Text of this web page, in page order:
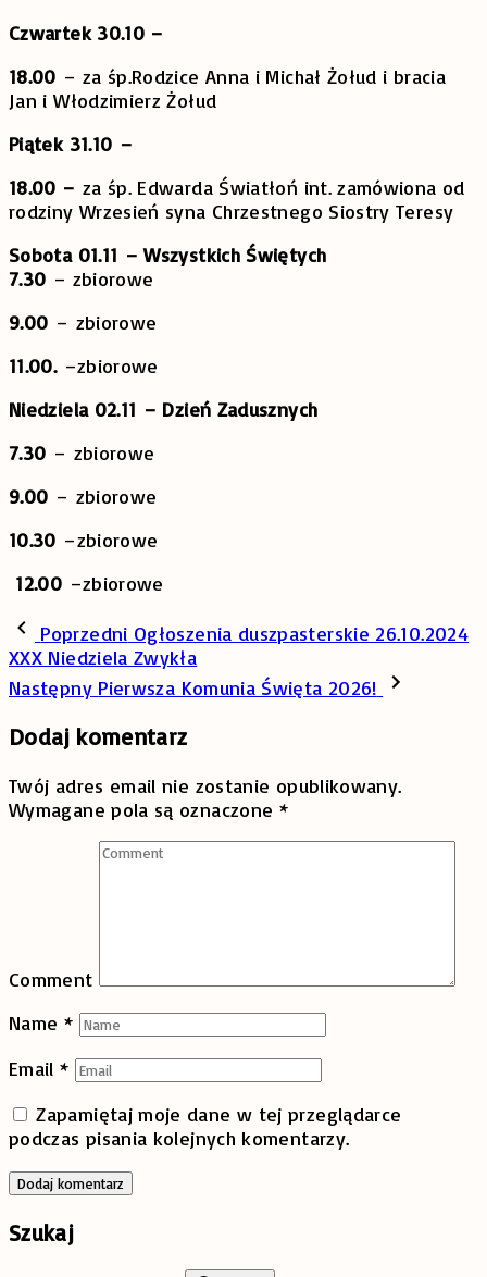
Czwartek 30.10 –
18.00 – za śp.Rodzice Anna i Michał Żołud i bracia
Jan i Włodzimierz Żołud
Piątek 31.10 –
18.00 – za śp. Edwarda Światłoń int. zamówiona od
rodziny Wrzesień syna Chrzestnego Siostry Teresy
Sobota 01.11 – Wszystkich Świętych
7.30 – zbiorowe
9.00 – zbiorowe
11.00. –zbiorowe
Niedziela 02.11 – Dzień Zadusznych
7.30 – zbiorowe
9.00 – zbiorowe
10.30 –zbiorowe
12.00 –zbiorowe
Poprzedni Ogłoszenia duszpasterskie 26.10.2024
XXX Niedziela Zwykła
Następny Pierwsza Komunia Święta 2026!
Dodaj komentarz
Twój adres email nie zostanie opublikowany.
Wymagane pola są oznaczone *
Comment
Name *
Email*
Zapamiętaj moje dane w tej przeglądarce
podczas pisania kolejnych komentarzy.
Szukaj